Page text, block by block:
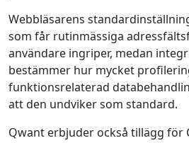
Webbläsarens
som får rutinmässiga
användare ingriper, medan
bestämmer hur mycket
funktionsrelaterad
att den undviker som standard.
Qwant erbjuder också tillägg för